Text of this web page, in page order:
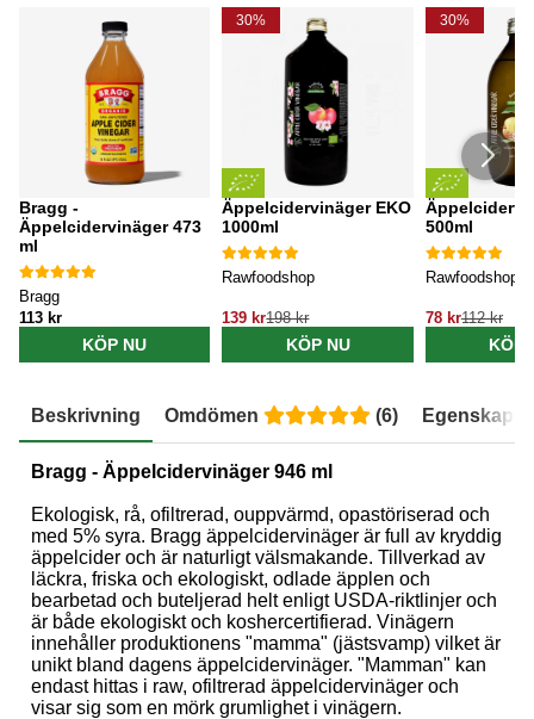
Bragg -
Äppelcidervinäger 473
ml
Bragg
113 kr
KÖP NU
30%
Äppelcidervinäger EKO
1000ml
Rawfoodshop
139 kr198 kr
KÖP NU
30%
500ml
Rawfoodshop
78 kr112 kr
KÖP
Beskrivning Omdömen (6) Egenskaper
Bragg - Äppelcidervinäger 946 ml
Ekologisk, rå, ofiltrerad, ouppvärmd, opastöriserad och
med 5% syra. Bragg äppelcidervinäger är full av kryddig
äppelcider och är naturligt välsmakande. Tillverkad av
läckra, friska och ekologiskt, odlade äpplen och
bearbetad och buteljerad helt enligt USDA-riktlinjer och
är både ekologiskt och koshercertifierad. Vinägern
innehåller produktionens "mamma" (jästsvamp) vilket är
unikt bland dagens äppelcidervinäger. "Mamman" kan
endast hittas i raw, ofiltrerad äppelcidervinäger och
visar sig som en mörk grumlighet i vinägern.